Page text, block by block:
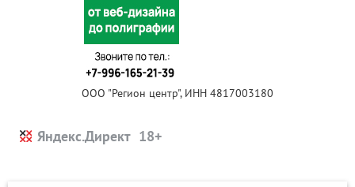
ООО "Регион центр", ИНН 4817003180
Яндекс.Директ